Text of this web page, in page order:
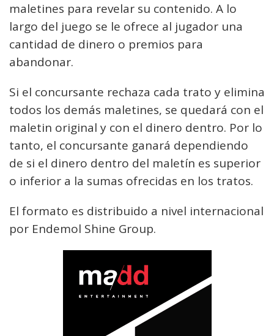
maletines para revelar su contenido. A lo
largo del juego se le ofrece al jugador una
cantidad de dinero o premios para
abandonar.
Si el concursante rechaza cada trato y elimina
todos los demás maletines, se quedará con el
maletin original y con el dinero dentro. Por lo
tanto, el concursante ganará dependiendo
de si el dinero dentro del maletín es superior
o inferior a la sumas ofrecidas en los tratos.
El formato es distribuido a nivel internacional
por Endemol Shine Group.